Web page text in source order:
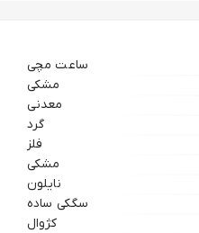
ساعت مچی
مشکی
معدنی
گرد
فلز
مشکی
نایلون
سگکی ساده
کژوال